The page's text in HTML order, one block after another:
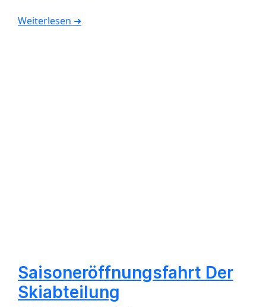
Weiterlesen ➜
Saisoneröffnungsfahrt Der
Skiabteilung